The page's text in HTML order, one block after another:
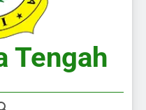
Tengah